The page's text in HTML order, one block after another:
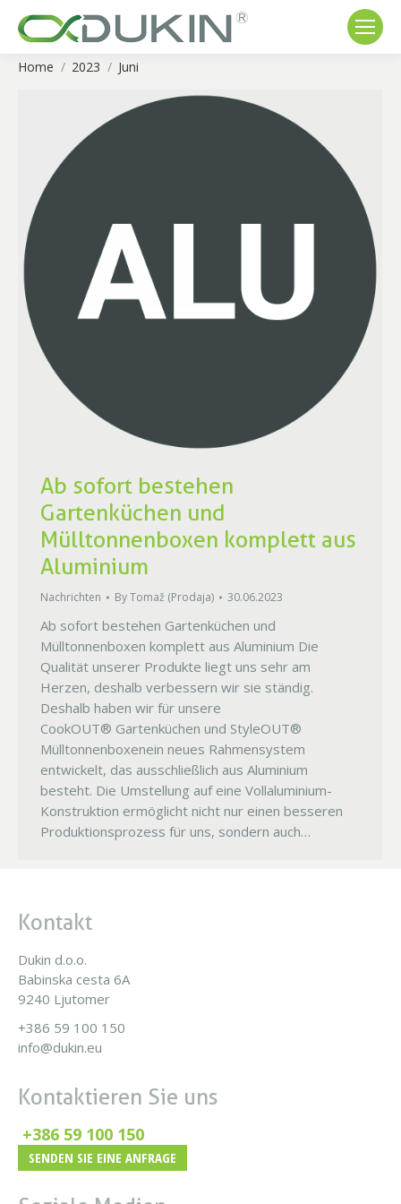
You are here:
Home 2023 Juni
Ab sofort bestehen
Gartenküchen und
Mülltonnenboxen komplett aus
Aluminium
Nachrichten ByTomaž (Prodaja) 30.06.2023
Ab sofort bestehen Gartenküchen und
Mülltonnenboxen komplett aus Aluminium Die
Qualität unserer Produkte liegt uns sehr am
Herzen, deshalb verbessern wir sie ständig.
Deshalb haben wir für unsere
CookOUT® Gartenküchen und StyleOUT®
Mülltonnenboxenein neues Rahmensystem
entwickelt, das ausschließlich aus Aluminium
besteht. Die Umstellung auf eine Vollaluminium-
Konstruktion ermöglicht nicht nur einen besseren
Produktionsprozess für uns, sondern auch…
Kontakt
Dukin d.o.o.
Babinska cesta 6A
9240 Ljutomer
+386 59 100 150
info@dukin.eu
Kontaktieren Sie uns
+386 59 100 150
SENDEN SIE EINE ANFRAGE